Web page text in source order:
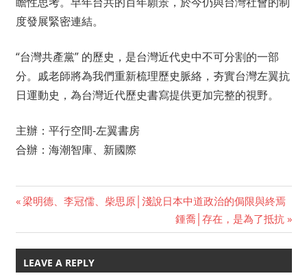
度發展緊密連結。
“台灣共產黨” 的歷史，是台灣近代史中不可分割的一部
分。戚老師將為我們重新梳理歷史脈絡，夯實台灣左翼抗
日運動史，為台灣近代歷史書寫提供更加完整的視野。
主辦：平行空間-左翼書房
合辦：海潮智庫、新國際
navigation
Previous
梁明德、李冠儒、柴思原│淺說日本中道政治的侷限與終焉
Next
Post:
鍾喬│存在，是為了抵抗
LEAVE A REPLY